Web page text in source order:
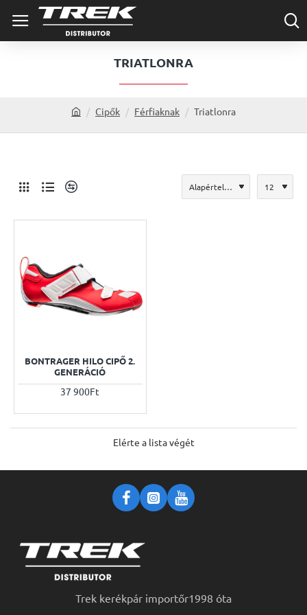
TRIATLONRA
o
Cipők Férfiaknak Triatlonra
BONTRAGER HILO CIPŐ 2.
GENERÁCIÓ
37 900Ft
Elérte a lista végét
Trek kerékpár importőr1998 óta